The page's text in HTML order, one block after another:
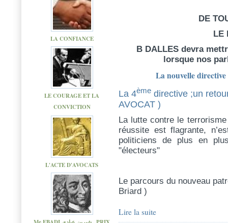
LA CONFIANCE
LE COURAGE ET LA
CONVICTION
L'ACTE D'AVOCATS
DE
LE
B DALLES devra
lorsque nos
La nouvelle
La 4ème directive ;un
AVOCAT )
La lutte contre le
réussite est flagrante,
politiciens de plus en
"électeurs"
Le parcours du nouveau
Briard )
Lire la suite